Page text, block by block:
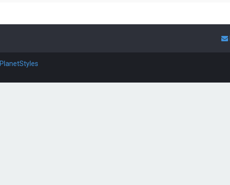
PlanetStyles